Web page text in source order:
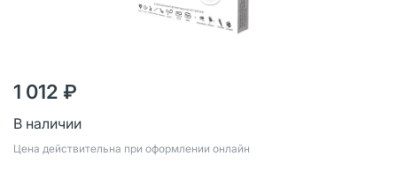
1 012 ₽
В наличии
Цена действительна при оформлении онлайн